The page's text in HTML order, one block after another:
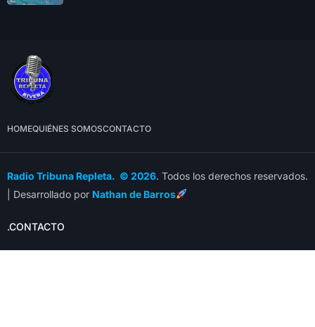
HOMEQUIÉNES SOMOSCONTACTO
Radio Tribuna Repleta. © 2026. Todos los derechos reservados.
| Desarrollado por Nathan de Barros
.CONTACTO